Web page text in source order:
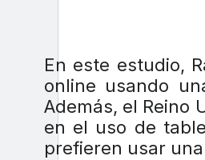
En este estudio,
online usando
Además, el Reino
en el uso de
prefieren usar